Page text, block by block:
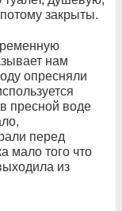
закрыты.
нам
опресняли
пресной воде
перед
мало того что
из